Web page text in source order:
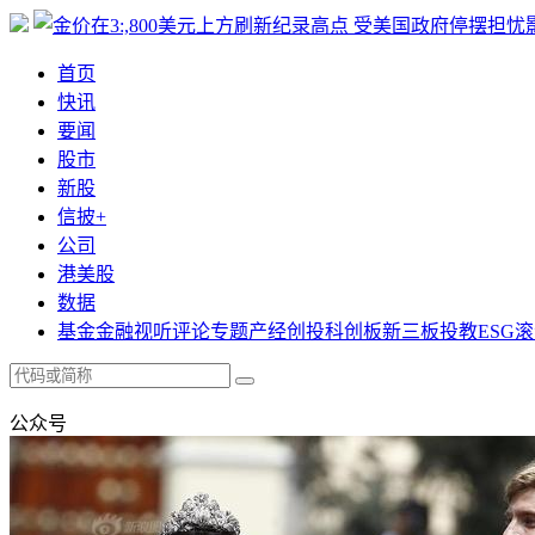
首页
快讯
要闻
股市
新股
信披+
公司
港美股
数据
基金金融视听评论专题产经创投科创板新三板投教ESG
公众号